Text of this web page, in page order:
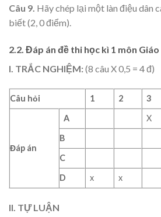
Câu 9. Hãy chép lại một làn điệu dân
biết (2, 0 điểm).
2.2. Đáp án đề thi học kì 1 môn
I. TRẮC NGHIỆM:(8 câu X 0,5 = 4 đ)
Câu hỏi 1 2 3
Đáp án
A X
B
C
D
x x
II. TỰ LUẬN